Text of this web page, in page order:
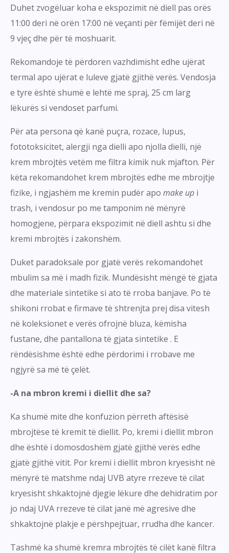
Duhet zvogëluar koha e ekspozimit në diell pas orës
11:00 deri në orën 17:00 në veçanti për fëmijët deri në
9 vjeç dhe për të moshuarit.
Rekomandoje të përdoren vazhdimisht edhe ujërat
termal apo ujërat e luleve gjatë gjithë verës. Vendosja
e tyre është shumë e lehtë me spraj, 25 cm larg
lëkurës si vendoset parfumi.
Për ata persona që kanë puçra, rozace, lupus,
fototoksicitet, alergji nga dielli apo njolla dielli, një
krem mbrojtës vetëm me filtra kimik nuk mjafton. Për
këta rekomandohet krem mbrojtës edhe me mbrojtje
fizike, i ngjashëm me kremin pudër apo make up i
trash, i vendosur po me tamponim në mënyrë
homogjene, përpara ekspozimit në diell ashtu si dhe
kremi mbrojtës i zakonshëm.
Duket paradoksale por gjatë verës rekomandohet
mbulim sa më i madh fizik. Mundësisht mëngë të gjata
dhe materiale sintetike si ato të rroba banjave. Po të
shikoni rrobat e firmave të shtrenjta prej disa vitesh
në koleksionet e verës ofrojnë bluza, këmisha
fustane, dhe pantallona të gjata sintetike . E
rëndësishme është edhe përdorimi i rrobave me
ngjyrë sa më të çelët.
-A na mbron kremi i diellit dhe sa?
Ka shumë mite dhe konfuzion përreth aftësisë
mbrojtëse të kremit të diellit. Po, kremi i diellit mbron
dhe është i domosdoshëm gjatë gjithë verës edhe
gjatë gjithë vitit. Por kremi i diellit mbron kryesisht në
mënyrë të matshme ndaj UVB atyre rrezeve të cilat
kryesisht shkaktojnë djegie lëkure dhe dehidratim por
jo ndaj UVA rrezeve të cilat janë më agresive dhe
shkaktojnë plakje e përshpejtuar, rrudha dhe kancer.
Tashmë ka shumë kremra mbrojtës të cilët kanë filtra